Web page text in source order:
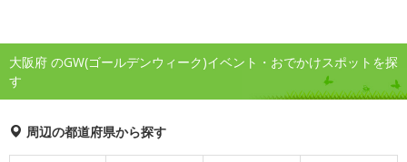
大阪府 のGW(ゴールデンウィーク)イベント・おでかけスポットを探
す
周辺の都道府県から探す